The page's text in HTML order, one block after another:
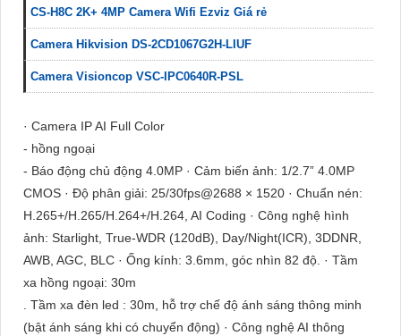
CS-H8C 2K+ 4MP Camera Wifi Ezviz Giá rẻ
Camera Hikvision DS-2CD1067G2H-LIUF
Camera Visioncop VSC-IPC0640R-PSL
· Camera IP AI Full Color
- hồng ngoại
- Báo động chủ động 4.0MP · Cảm biến ảnh: 1/2.7” 4.0MP
CMOS · Độ phân giải: 25/30fps@2688 × 1520 · Chuẩn nén:
H.265+/H.265/H.264+/H.264, AI Coding · Công nghệ hình
ảnh: Starlight, True-WDR (120dB), Day/Night(ICR), 3DDNR,
AWB, AGC, BLC · Ống kính: 3.6mm, góc nhìn 82 độ. · Tầm
xa hồng ngoại: 30m
. Tầm xa đèn led : 30m, hỗ trợ chế độ ánh sáng thông minh
(bật ánh sáng khi có chuyển động) · Công nghệ AI thông